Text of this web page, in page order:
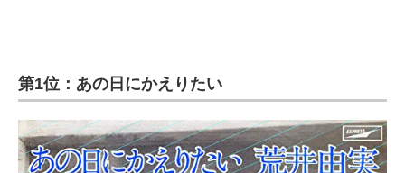
第1位：あの日にかえりたい